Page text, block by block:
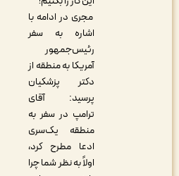
مجری در ادامه با
اشاره به سفر
رئیس‌جمهور
آمریکا به منطقه از
دکتر پزشکیان
پرسید: آقای
ترامپ در سفر به
منطقه یک‌سری
ادعا مطرح کرد،
اولاً به نظر شما چرا